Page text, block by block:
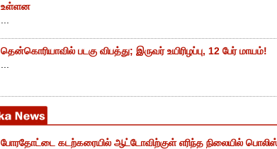
உள்ளன
...
தென்கொரியாவில் படகு விபத்து; இருவர் உயிரிழப்பு, 12 பேர் மாயம்!
...
போரதோட்டை கடற்கரையில் ஆட்டோவிற்குள் எரிந்த நிலையில் பொலிஸ்